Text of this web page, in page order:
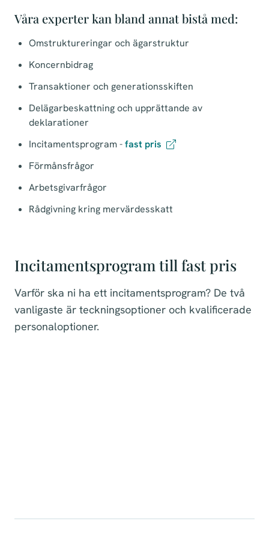
Våra experter kan bland annat bistå med:
Omstruktureringar och ägarstruktur
Koncernbidrag
Transaktioner och generationsskiften
Delägarbeskattning och upprättande av
deklarationer
Incitamentsprogram -fast pris
Förmånsfrågor
Arbetsgivarfrågor
Rådgivning kring mervärdesskatt
Incitamentsprogram till fast pris
Varför ska ni ha ett incitamentsprogram? De två
vanligaste är teckningsoptioner och kvalificerade
personaloptioner.